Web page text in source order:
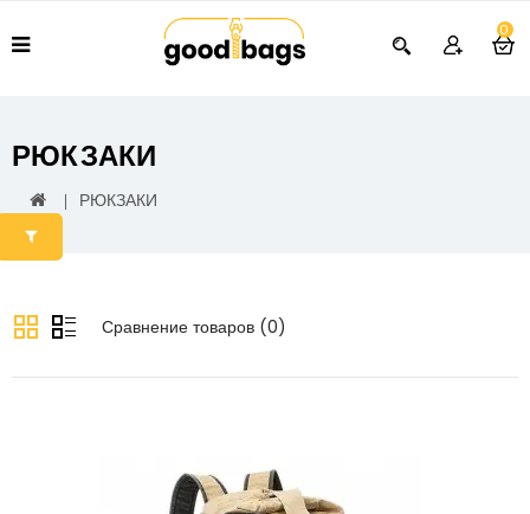
0
РЮКЗАКИ
РЮКЗАКИ
Сравнение товаров (0)